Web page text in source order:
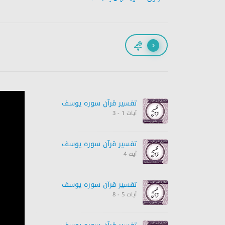
پیچھے
تفسیر قرآن سورہ ‎يوسف
آیات 1 - 3
تفسیر قرآن سورہ ‎يوسف
آیت 4
تفسیر قرآن سورہ ‎يوسف
آیات 5 - 8